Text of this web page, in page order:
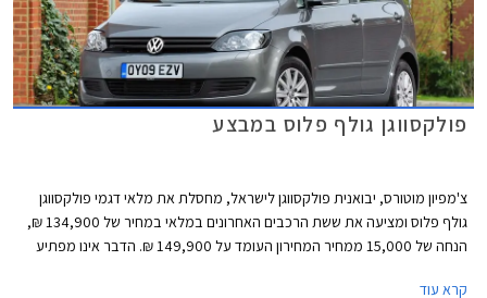
פולקסווגן גולף פלוס במבצע
צ'מפיון מוטורס, יבואנית פולקסווגן לישראל, מחסלת את מלאי דגמי פולקסווגן
גולף פלוס ומציעה את ששת הרכבים האחרונים במלאי במחיר של 134,900 ₪,
הנחה של 15,000 ממחיר המחירון העומד על 149,900 ₪. הדבר אינו מפתיע
קרא עוד